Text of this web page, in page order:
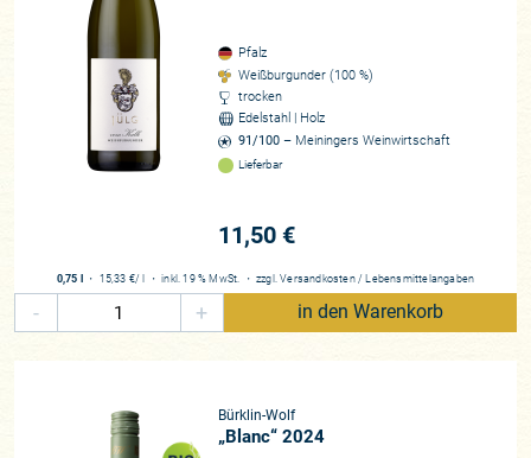
Pfalz
Weißburgunder (100 %)
trocken
Edelstahl | Holz
91/100– Meiningers Weinwirtschaft
Lieferbar
11,50 €
0,75 l ・ 15,33 €/ l ・inkl. 19 % MwSt. ・ zzgl.Versandkosten / Lebensmittelangaben
- + in den Warenkorb
Bürklin-Wolf
„Blanc“ 2024